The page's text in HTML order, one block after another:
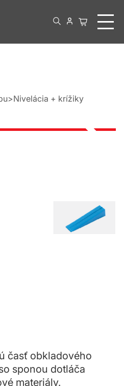
Nivelácia + krížiky
časť obkladového
sponou dotláča
materiály.